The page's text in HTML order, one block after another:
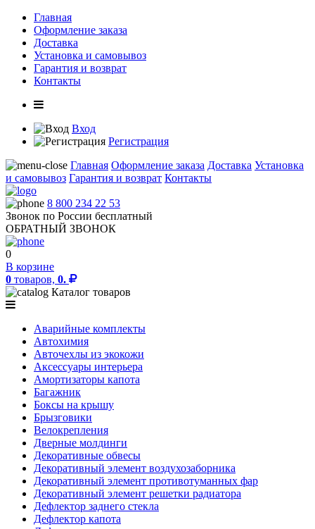
Главная
Оформление заказа
Доставка
Установка и самовывоз
Гарантия и возврат
Контакты
Вход
Регистрация
Главная Оформление заказа Доставка Установка
и самовывоз Гарантия и возврат Контакты
8 800 234 22 53
Звонок по России бесплатный
ОБРАТНЫЙ ЗВОНОК
0
В корзине
0 товаров, 0.
Каталог товаров
Аварийные комплекты
Автохимия
Авточехлы из экокожи
Аксессуары интерьера
Амортизаторы капота
Багажник
Боксы на крышу
Брызговики
Велокрепления
Дверные молдинги
Декоративные обвесы
Декоративный элемент воздухозаборника
Декоративный элемент противотуманных фар
Декоративный элемент решетки радиатора
Дефлектор заднего стекла
Дефлектор капота